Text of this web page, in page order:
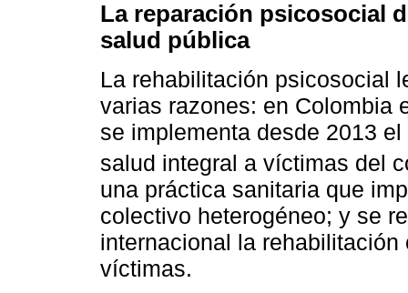
La reparación psicosocial
salud pública
La rehabilitación psicosocial
varias razones: en Colombia
se implementa desde 2013
salud integral a víctimas del
una práctica sanitaria que
colectivo heterogéneo; y se
internacional la
víctimas.